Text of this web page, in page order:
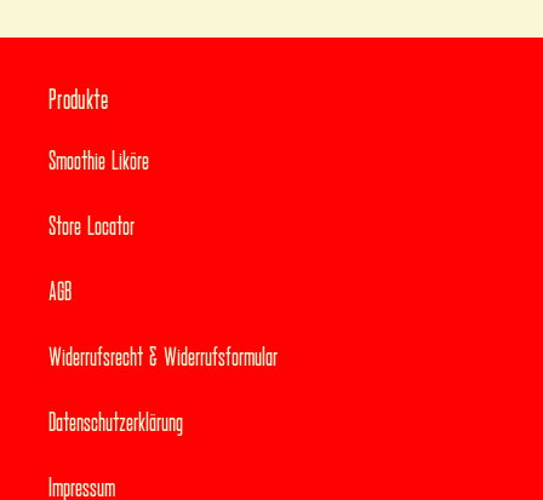
Produkte
Smoothie Liköre
Store Locator
AGB
Widerrufsrecht & Widerrufsformular
Datenschutzerklärung
Impressum